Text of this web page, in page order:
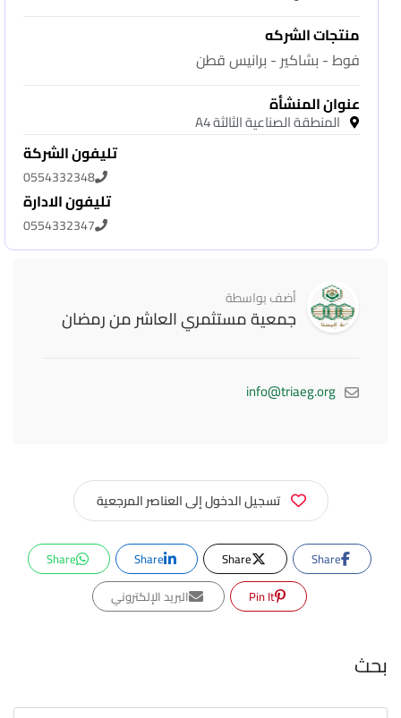
منتجات الشركه
فوط - بشاكير - برانيس قطن
عنوان المنشأة
المنطقة الصناعية الثالثة A4
تليفون الشركة
0554332348
تليفون الادارة
0554332347
أضف بواسطة
جمعية مستثمري العاشر من رمضان
info@triaeg.org
تسجيل الدخول إلى العناصر المرجعية
Share
Share
Share
Share
Pin It
البريد الإلكتروني
بحث